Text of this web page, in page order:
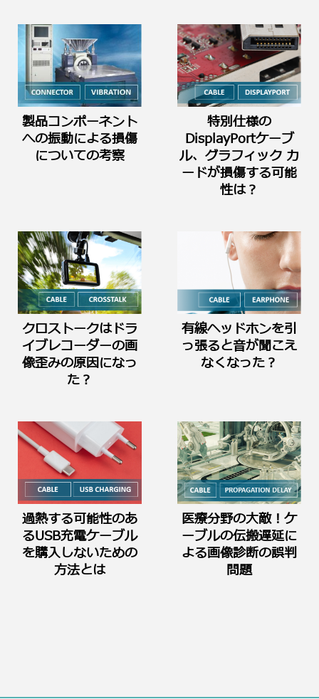
製品コンポーネント
への振動による損傷
についての考察
特別仕様の
DisplayPortケーブ
ル、グラフィック カ
ードが損傷する可能
性は？
クロストークはドラ
イブレコーダーの画
像歪みの原因になっ
た？
有線ヘッドホンを引
っ張ると音が聞こえ
なくなった？
過熱する可能性のあ
るUSB充電ケーブル
を購入しないための
方法とは
医療分野の大敵！ケ
ーブルの伝搬遅延に
よる画像診断の誤判
問題